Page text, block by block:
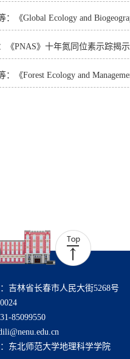
：《Global Ecology and
《PNAS》十年氮同位素示踪揭
：《Forest Ecology and
吉林省长春市人民大街5268号
85099550
东北师范大学地理科学学院